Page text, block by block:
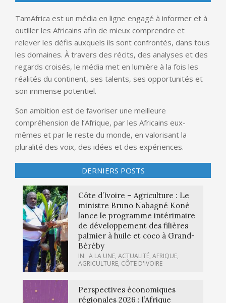
TamAfrica est un média en ligne engagé à informer et à
outiller les Africains afin de mieux comprendre et
relever les défis auxquels ils sont confrontés, dans tous
les domaines. À travers des récits, des analyses et des
regards croisés, le média met en lumière à la fois les
réalités du continent, ses talents, ses opportunités et
son immense potentiel.
Son ambition est de favoriser une meilleure
compréhension de l’Afrique, par les Africains eux-
mêmes et par le reste du monde, en valorisant la
pluralité des voix, des idées et des expériences.
DERNIERS POSTS
Côte d’Ivoire – Agriculture : Le
ministre Bruno Nabagné Koné
lance le programme intérimaire
de développement des filières
palmier à huile et coco à Grand-
Béréby
IN: A LA UNE, ACTUALITÉ, AFRIQUE,
AGRICULTURE, CÔTE D'IVOIRE
Perspectives économiques
régionales 2026 : l’Afrique